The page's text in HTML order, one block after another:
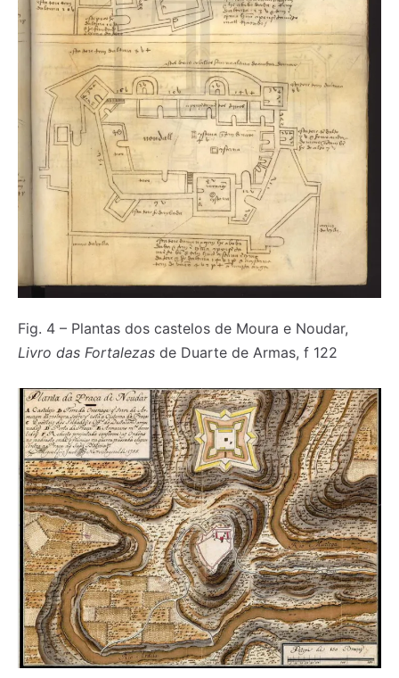
Fig. 4 – Plantas dos castelos de Moura e Noudar,
Livro das Fortalezas de Duarte de Armas, f 122